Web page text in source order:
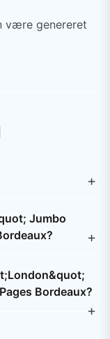
være genereret
Jumbo
Bordeaux?